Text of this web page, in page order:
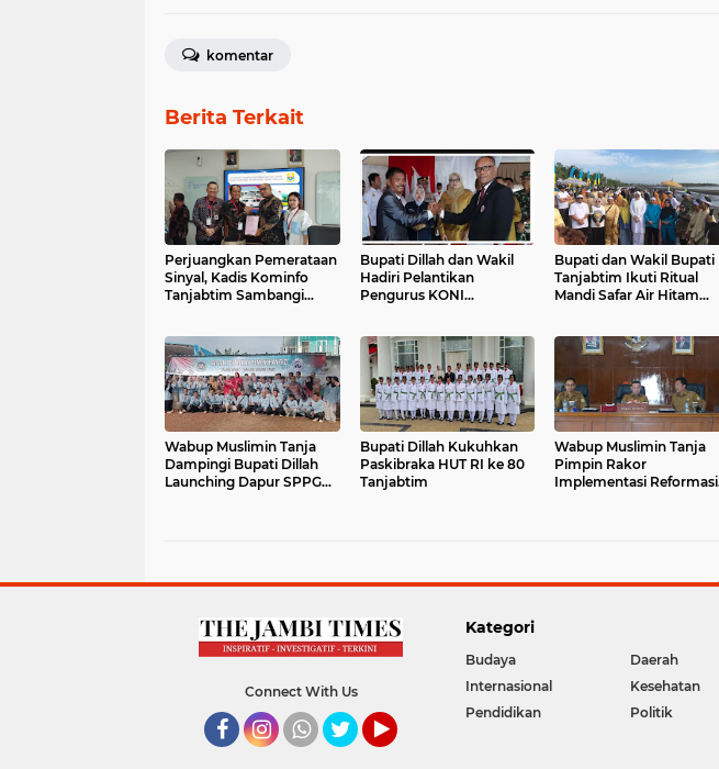
komentar
Berita Terkait
Perjuangkan Pemerataan
Sinyal, Kadis Kominfo
Tanjabtim Sambangi
Bupati Dillah dan Wakil
Hadiri Pelantikan
Pengurus KONI
Bupati dan Wakil Bupati
Tanjabtim Ikuti Ritual
Mandi Safar Air Hitam
Wabup Muslimin Tanja
Dampingi Bupati Dillah
Launching Dapur SPPG
Bupati Dillah Kukuhkan
Paskibraka HUT RI ke 80
Tanjabtim
Wabup Muslimin Tanja
Pimpin Rakor
Implementasi Reformasi
Connect With Us
Kategori
Budaya Daerah
Internasional
Kesehatan
Pendidikan
Politik